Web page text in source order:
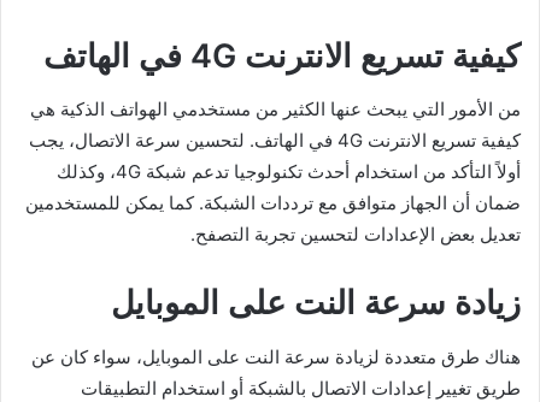
كيفية تسريع الانترنت 4G في الهاتف
من الأمور التي يبحث عنها الكثير من مستخدمي الهواتف الذكية هي
كيفية تسريع الانترنت 4G في الهاتف. لتحسين سرعة الاتصال، يجب
أولاً التأكد من استخدام أحدث تكنولوجيا تدعم شبكة 4G، وكذلك
ضمان أن الجهاز متوافق مع ترددات الشبكة. كما يمكن للمستخدمين
تعديل بعض الإعدادات لتحسين تجربة التصفح.
زيادة سرعة النت على الموبايل
هناك طرق متعددة لزيادة سرعة النت على الموبايل، سواء كان عن
طريق تغيير إعدادات الاتصال بالشبكة أو استخدام التطبيقات